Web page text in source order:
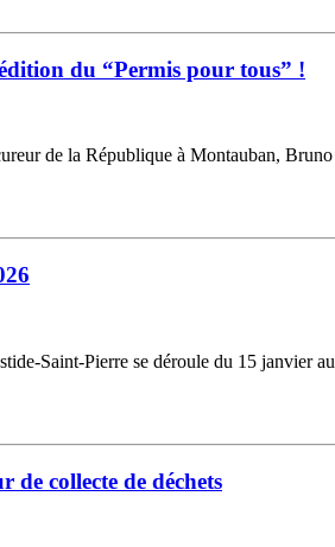
du “Permis pour tous” !
de la République à Montauban,
Saint-Pierre se déroule du 15
de collecte de déchets